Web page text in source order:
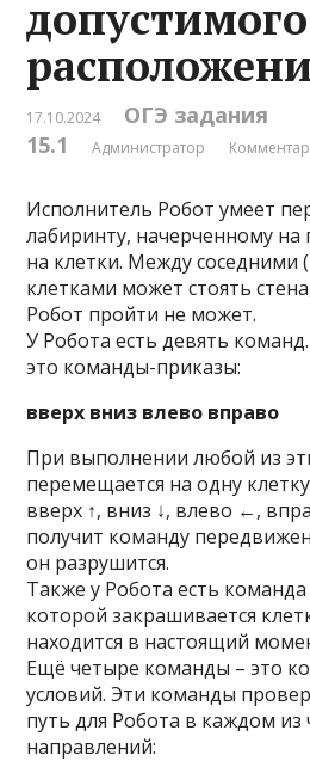
допустимого
17.10.2024
ОГЭ задания
15.1
Администратор
Исполнитель Робот умеет
лабиринту, начерченному на
на клетки. Между соседними
клетками может стоять
Робот пройти не может.
У Робота есть девять
это команды-приказы:
вверх вниз влево вправо
При выполнении любой из
перемещается на одну
вверх ↑, вниз ↓, влево ←,
получит команду
он разрушится.
Также у Робота есть
которой закрашивается
находится в настоящий
Ещё четыре команды – это
условий. Эти команды
путь для Робота в каждом
направлений: